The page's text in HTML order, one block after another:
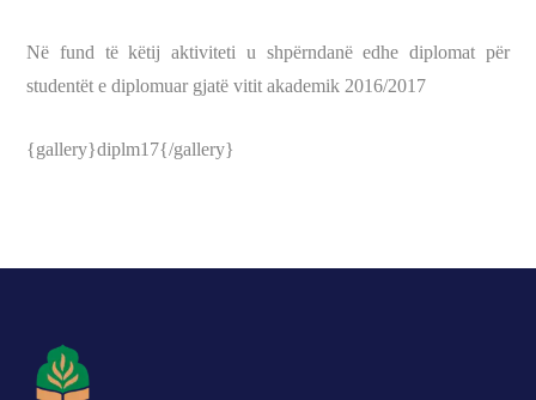
Në fund të këtij aktiviteti u shpërndanë edhe diplomat për
studentët e diplomuar gjatë vitit akademik 2016/2017
{gallery}diplm17{/gallery}